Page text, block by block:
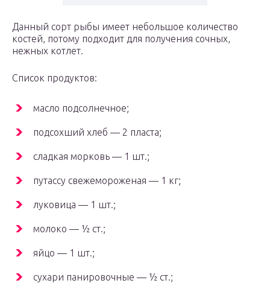
Данный сорт рыбы имеет небольшое количество
костей, потому подходит для получения сочных,
нежных котлет.
Список продуктов:
масло подсолнечное;
подсохший хлеб — 2 пласта;
сладкая морковь — 1 шт.;
путассу свежемороженая — 1 кг;
луковица — 1 шт.;
молоко — ½ ст.;
яйцо — 1 шт.;
сухари панировочные — ½ ст.;